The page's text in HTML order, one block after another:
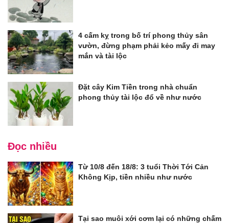
4 cấm kỵ trong bố trí phong thủy sân
vườn, đừng phạm phải kẻo mấy đi may
mắn và tài lộc
Đặt cây Kim Tiền trong nhà chuẩn
phong thủy tài lộc đổ về như nước
Đọc nhiều
Từ 10/8 đến 18/8: 3 tuổi Thời Tới Cản
Không Kịp, tiền nhiều như nước
Tại sao muôi xới cơm lại có những chấm